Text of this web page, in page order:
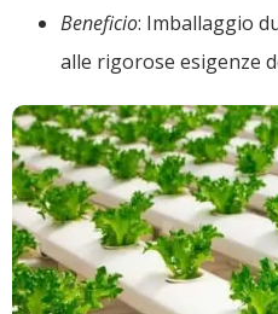
Beneficio: Imballaggio
alle rigorose esigenze